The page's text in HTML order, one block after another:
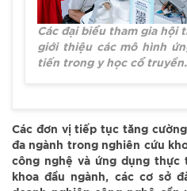
Các đại biểu tham gia hội
giới thiệu các mô hình
tiến trong y học cổ truyền.
Các đơn vị tiếp tục tăng
đa ngành trong nghiên cứu
công nghệ và ứng dụng thực
khoa đầu ngành, các cơ sở